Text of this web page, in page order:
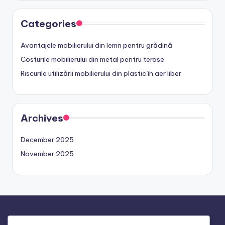
Categories
Avantajele mobilierului din lemn pentru grădină
Costurile mobilierului din metal pentru terase
Riscurile utilizării mobilierului din plastic în aer liber
Archives
December 2025
November 2025